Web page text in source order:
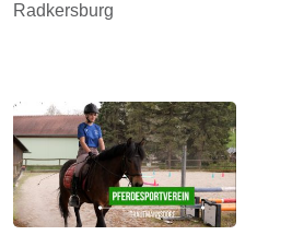
Radkersburg